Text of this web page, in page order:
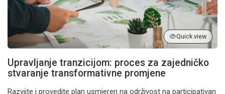
Quick view
Upravljanje tranzicijom: proces za zajedničko
stvaranje transformativne promjene
Razvijte i provedite plan usmjeren na održivost na participativan